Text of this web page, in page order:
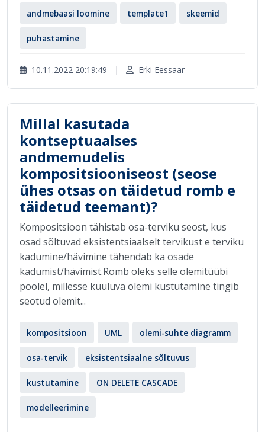
andmebaasi loomine template1 skeemid
puhastamine
10.11.2022 20:19:49 | Erki Eessaar
Millal kasutada
kontseptuaalses
andmemudelis
kompositsiooniseost (seose
ühes otsas on täidetud romb e
täidetud teemant)?
Kompositsioon tähistab osa-terviku seost, kus
osad sõltuvad eksistentsiaalselt tervikust e terviku
kadumine/hävimine tähendab ka osade
kadumist/hävimist.Romb oleks selle olemitüübi
poolel, millesse kuuluva olemi kustutamine tingib
seotud olemit...
kompositsioon UML olemi-suhte diagramm
osa-tervik eksistentsiaalne sõltuvus
kustutamine ON DELETE CASCADE
modelleerimine